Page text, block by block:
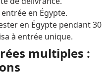
en Égypte.
en Égypte pendant 30
à entrée unique.
multiples :